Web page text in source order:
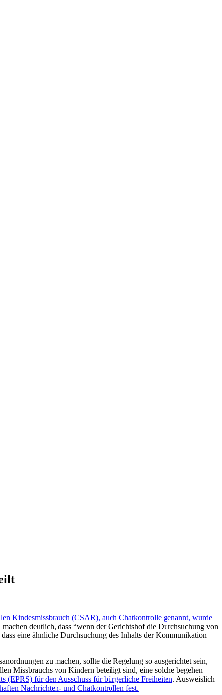
Kindesmissbrauch (CSAR), auch Chatkontrolle genannt, wurde
deutlich, dass “wenn der Gerichtshof die Durchsuchung von
eine ähnliche Durchsuchung des Inhalts der Kommunikation
zu machen, sollte die Regelung so ausgerichtet sein,
Missbrauchs von Kindern beteiligt sind, eine solche begehen
(EPRS) für den Ausschuss für bürgerliche Freiheiten. Ausweislich
Nachrichten- und Chatkontrollen fest.